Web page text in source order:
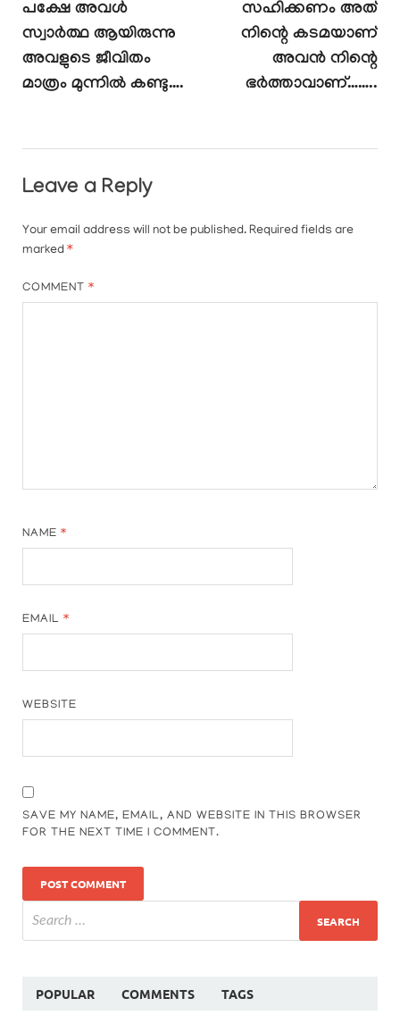
പക്ഷേ അവൾ
സ്വാർത്ഥ ആയിരുന്നു
അവളുടെ ജീവിതം
മാത്രം മുന്നിൽ കണ്ടു….
സഹിക്കണം അത്
നിന്റെ കടമയാണ്
അവൻ നിന്റെ
ഭർത്താവാണ്……..
Leave a Reply
Your email address will not be published. Required fields are
marked *
COMMENT*
NAME*
EMAIL*
WEBSITE
SAVE MY NAME, EMAIL, AND WEBSITE IN THIS BROWSER
FOR THE NEXT TIME I COMMENT.
POPULAR COMMENTS TAGS